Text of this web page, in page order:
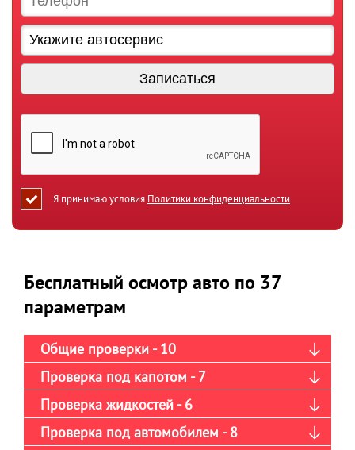
Я принимаю условия Политики конфиденциальности
Бесплатный осмотр авто по 37
параметрам
Общие проверки - 10
Проверка под капотом - 7
Проверка жидкостей - 6
Проверка под автомобилем - 8